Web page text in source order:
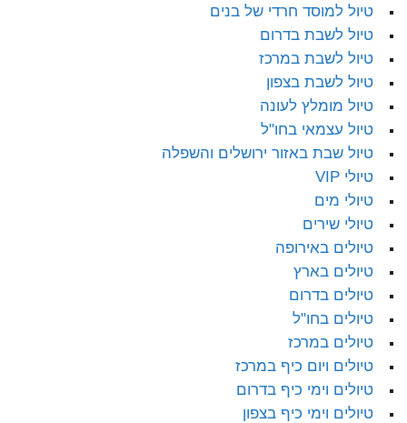
טיול למוסד חרדי של בנים
טיול לשבת בדרום
טיול לשבת במרכז
טיול לשבת בצפון
טיול מומלץ לעונה
טיול עצמאי בחו"ל
טיול שבת באזור ירושלים והשפלה
טיולי VIP
טיולי מים
טיולי שירים
טיולים באירופה
טיולים בארץ
טיולים בדרום
טיולים בחו"ל
טיולים במרכז
טיולים ויום כיף במרכז
טיולים וימי כיף בדרום
טיולים וימי כיף בצפון